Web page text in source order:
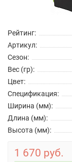
Рейтинг:
Артикул:
Сезон:
Вес (гр):
Цвет:
Спецификация:
Ширина (мм):
Длина (мм):
Высота (мм):
1 670 руб.